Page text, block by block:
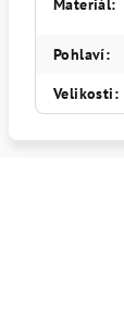
Materiál:
Pohlaví:
Velikosti: